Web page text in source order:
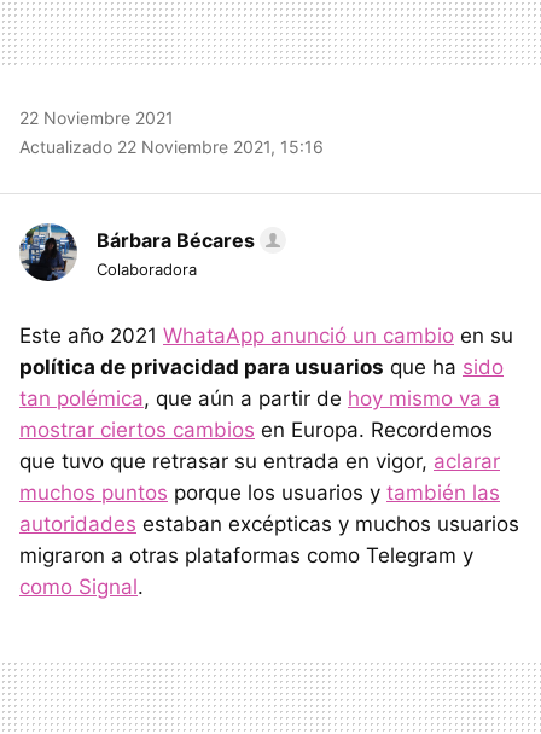
22 Noviembre 2021
Actualizado 22 Noviembre 2021, 15:16
Bárbara Bécares
Colaboradora
Este año 2021 WhataApp anunció un cambio en su
política de privacidad para usuarios que ha sido
tan polémica, que aún a partir de hoy mismo va a
mostrar ciertos cambios en Europa. Recordemos
que tuvo que retrasar su entrada en vigor, aclarar
muchos puntos porque los usuarios y también las
autoridades estaban excépticas y muchos usuarios
migraron a otras plataformas como Telegram y
como Signal.